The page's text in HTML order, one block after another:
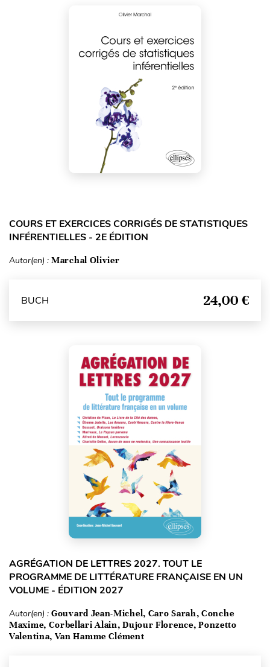
COURS ET EXERCICES CORRIGÉS DE STATISTIQUES
INFÉRENTIELLES - 2E ÉDITION
Autor(en) : Marchal Olivier
BUCH 24,00 €
AGRÉGATION DE LETTRES 2027. TOUT LE
PROGRAMME DE LITTÉRATURE FRANÇAISE EN UN
VOLUME - ÉDITION 2027
Autor(en) : Gouvard Jean-Michel, Caro Sarah, Conche
Maxime, Corbellari Alain, Dujour Florence, Ponzetto
Valentina, Van Hamme Clément